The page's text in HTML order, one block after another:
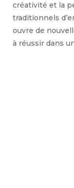
créativité et la
traditionnels
ouvre de
à réussir dans